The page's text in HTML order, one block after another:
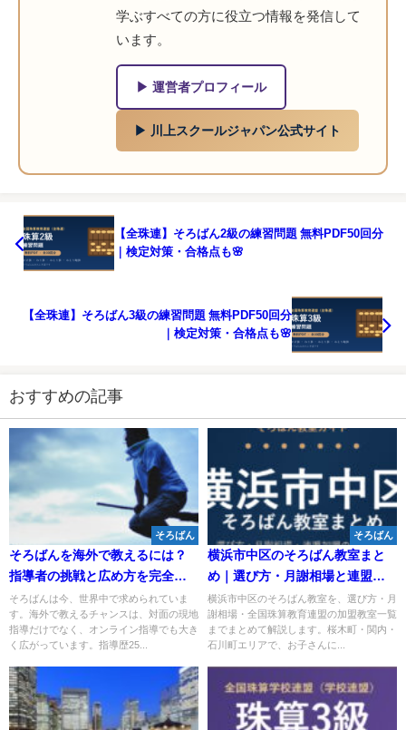
学ぶすべての方に役立つ情報を発信して
います。
▶ 運営者プロフィール
▶ 川上スクールジャパン公式サイト
【全珠連】そろばん2級の練習問題 無料PDF50回分
｜検定対策・合格点も🌸
【全珠連】そろばん3級の練習問題 無料PDF50回分
｜検定対策・合格点も🌸
おすすめの記事
そろばん
そろばんを海外で教えるには？
指導者の挑戦と広め方を完全ガ
イド🌸
そろばんは今、世界中で求められていま
す。海外で教えるチャンスは、対面の現地
指導だけでなく、オンライン指導でも大き
く広がっています。指導歴25...
そろばん
横浜市中区のそろばん教室まと
め｜選び方・月謝相場と連盟加
盟の教室一覧を完全ガイド🌸
横浜市中区のそろばん教室を、選び方・月
謝相場・全国珠算教育連盟の加盟教室一覧
までまとめて解説します。桜木町・関内・
石川町エリアで、お子さんに...